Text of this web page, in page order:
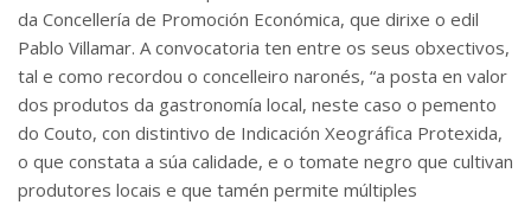
da Concellería de Promoción Económica, que dirixe o edil
Pablo Villamar. A convocatoria ten entre os seus obxectivos,
tal e como recordou o concelleiro naronés, “a posta en valor
dos produtos da gastronomía local, neste caso o pemento
do Couto, con distintivo de Indicación Xeográfica Protexida,
o que constata a súa calidade, e o tomate negro que cultivan
produtores locais e que tamén permite múltiples